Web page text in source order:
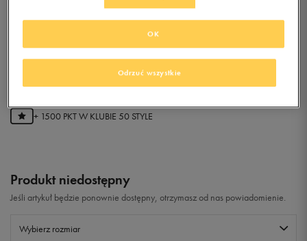
TRAVEL MID GT
299,99złz Vat
+ 1500 PKT W KLUBIE 50 STYLE
Produkt niedostępny
Jeśli artykuł będzie ponownie dostępny, otrzymasz od nas powiadomienie.
Wybierz rozmiar
Odrzuć wszystkie
OK